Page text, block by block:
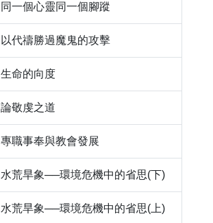
​同一個心靈同一個腳蹤
​以代禱勝過魔鬼的攻擊
​生命的向度
​論敬虔之道
​專職事奉與教會發展
水荒旱象──環境危機中的省思(下)
水荒旱象──環境危機中的省思(上)